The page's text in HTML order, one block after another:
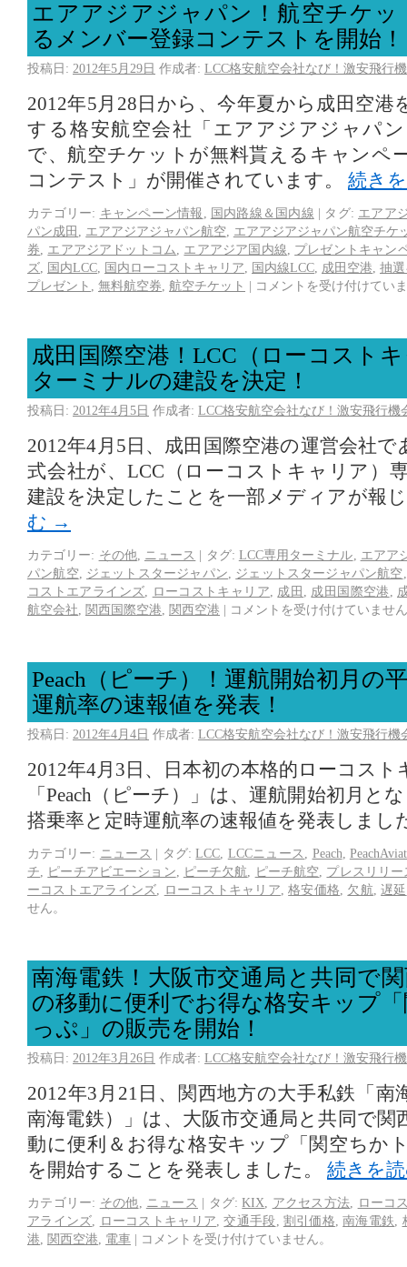
エアアジアジャパン！航空チケッ
るメンバー登録コンテストを開始！
投稿日: 2012年5月29日 作成者: LCC格安航空会社なび！激安飛行
2012年5月28日から、今年夏から成田空港
する格安航空会社「エアアジアジャパ
で、航空チケットが無料貰えるキャンペ
コンテスト」が開催されています。 続き
カテゴリー: キャンペーン情報 国内路線＆国内線 | タグ: エアア
パン成田
エアアジアジャパン航空
エアアジアジャパン航空チケ
券
エアアジアドットコム エアアジア国内線
プレゼントキャン
ズ
国内LCC 国内ローコストキャリア 国内線LCC 成田空港 抽
プレゼント
無料航空券 航空チケット | コメントを受け付けてい
成田国際空港！LCC（ローコスト
ターミナルの建設を決定！
投稿日: 2012年4月5日 作成者: LCC格安航空会社なび！激安飛行機
2012年4月5日、成田国際空港の運営会社
式会社が、LCC（ローコストキャリア）
建設を決定したことを一部メディアが報
む →
カテゴリー: その他, ニュース | タグ: LCC専用ターミナル
エアア
パン航空
ジェットスタージャパン ジェットスタージャパン航空
コストエアラインズ
ローコストキャリア 成田 成田国際空港
航空会社
関西国際空港 関西空港 | コメントを受け付けていませ
Peach（ピーチ）！運航開始初月の
運航率の速報値を発表！
投稿日: 2012年4月4日 作成者: LCC格安航空会社なび！激安飛行機
2012年4月3日、日本初の本格的ローコス
「Peach（ピーチ）」は、運航開始初月と
搭乗率と定時運航率の速報値を発表しまし
カテゴリー: ニュース | タグ: LCC LCCニュース Peach
チ
ピーチアビエーション ピーチ欠航 ピーチ航空
プレスリリー
ーコストエアラインズ
ローコストキャリア ,格安価格 欠航 ,遅延
せん。
南海電鉄！大阪市交通局と共同で
の移動に便利でお得な格安キップ
っぷ」の販売を開始！
投稿日: 2012年3月26日 作成者: LCC格安航空会社なび！激安飛行
2012年3月21日、関西地方の大手私鉄「南
南海電鉄）」は、大阪市交通局と共同で関
動に便利＆お得な格安キップ「関空ちか
を開始することを発表しました。 続きを
カテゴリー: その他 ニュース | タグ: KIX アクセス方法
ローコ
アラインズ
ローコストキャリア ,交通手段 割引価格 ,南海電鉄
港
関西空港 電車 | コメントを受け付けていません。